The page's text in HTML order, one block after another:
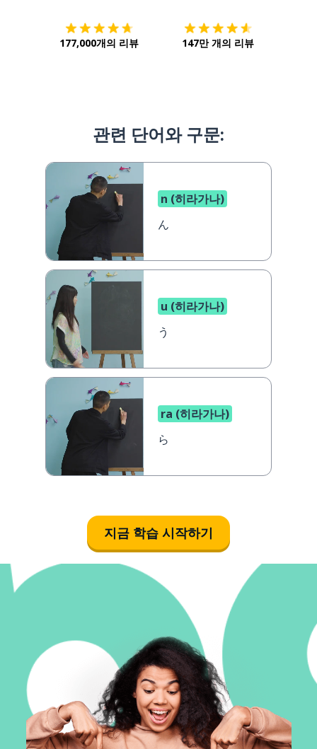
177,000개의 리뷰 147만 개의 리뷰
관련 단어와 구문:
n (히라가나)
ん
u (히라가나)
う
ra (히라가나)
ら
지금 학습 시작하기